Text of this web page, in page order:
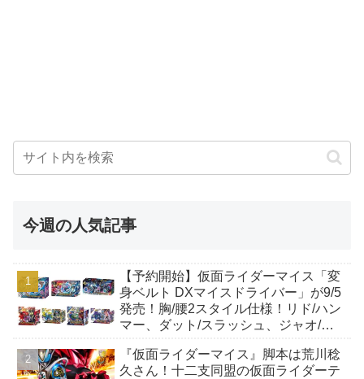
今週の人気記事
【予約開始】仮面ライダーマイス「変
身ベルト DXマイスドライバー」が9/5
発売！胸/腰2スタイル仕様！リド/ハン
マー、ダット/スラッシュ、ジャオ/バ
も！
『仮面ライダーマイス』脚本は荒川稔
久さん！十二支同盟の仮面ライダーテ